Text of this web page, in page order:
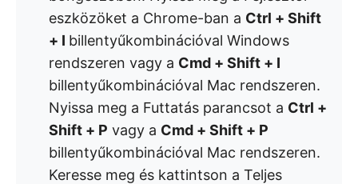
eszközöket a Chrome-ban a Ctrl + Shift
+ I billentyűkombinációval Windows
rendszeren vagy a Cmd + Shift + I
billentyűkombinációval Mac rendszeren.
Nyissa meg a Futtatás parancsot a Ctrl +
Shift + P vagy a Cmd + Shift + P
billentyűkombinációval Mac rendszeren.
Keresse meg és kattintson a Teljes